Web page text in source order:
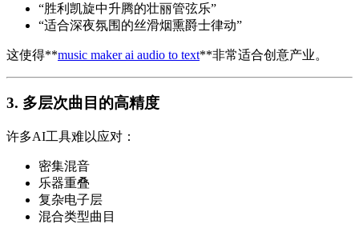
“胜利凯旋中升腾的壮丽管弦乐”
“适合深夜氛围的丝滑烟熏爵士律动”
这使得**music maker ai audio to text**非常适合创意产业。
3. 多层次曲目的高精度
许多AI工具难以应对：
密集混音
乐器重叠
复杂电子层
混合类型曲目